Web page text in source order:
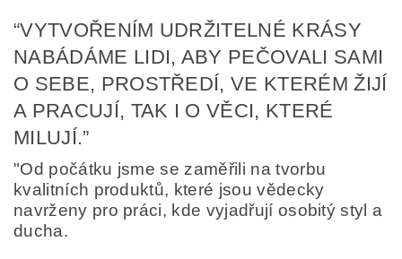
“VYTVOŘENÍM UDRŽITELNÉ KRÁSY
NABÁDÁME LIDI, ABY PEČOVALI SAMI
O SEBE, PROSTŘEDÍ, VE KTERÉM ŽIJÍ
A PRACUJÍ, TAK I O VĚCI, KTERÉ
MILUJÍ.”
"Od počátku jsme se zaměřili na tvorbu
kvalitních produktů, které jsou vědecky
navrženy pro práci, kde vyjadřují osobitý styl a
ducha.